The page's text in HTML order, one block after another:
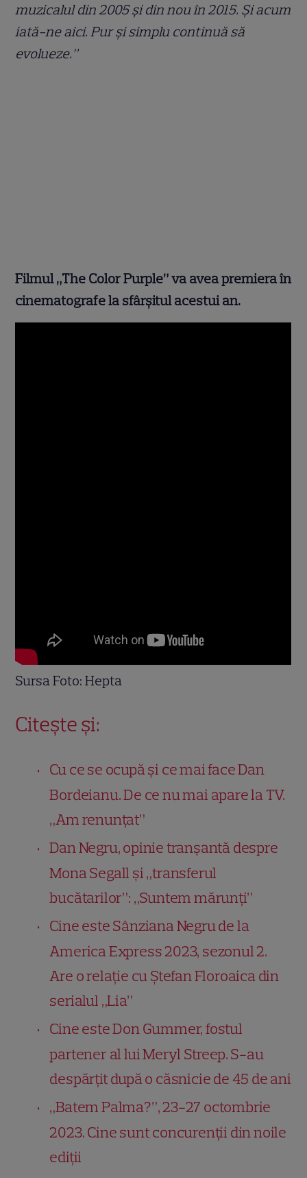
muzicalul din 2005 și din nou în 2015. Și acum
iată-ne aici. Pur și simplu continuă să
evolueze.”
Filmul „The Color Purple” va avea premiera în
cinematografe la sfârșitul acestui an.
Sursa Foto: Hepta
Citește și:
Cu ce se ocupă și ce mai face Dan
Bordeianu. De ce nu mai apare la TV.
„Am renunțat”
Dan Negru, opinie tranșantă despre
Mona Segall și „transferul
bucătarilor”: „Suntem mărunți”
Cine este Sânziana Negru de la
America Express 2023, sezonul 2.
Are o relație cu Ștefan Floroaica din
serialul „Lia”
Cine este Don Gummer, fostul
partener al lui Meryl Streep. S-au
despărțit după o căsnicie de 45 de ani
„Batem Palma?”, 23-27 octombrie
2023. Cine sunt concurenții din noile
ediții